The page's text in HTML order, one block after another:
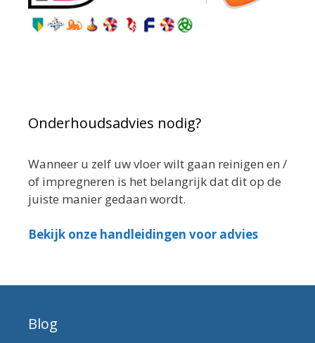
Onderhoudsadvies nodig?
Wanneer u zelf uw vloer wilt gaan reinigen en /
of impregneren is het belangrijk dat dit op de
juiste manier gedaan wordt.
Bekijk onze handleidingen voor advies
Blog